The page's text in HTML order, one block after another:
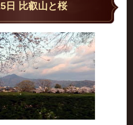
日 比叡山と桜